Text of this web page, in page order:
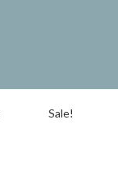
Sale!